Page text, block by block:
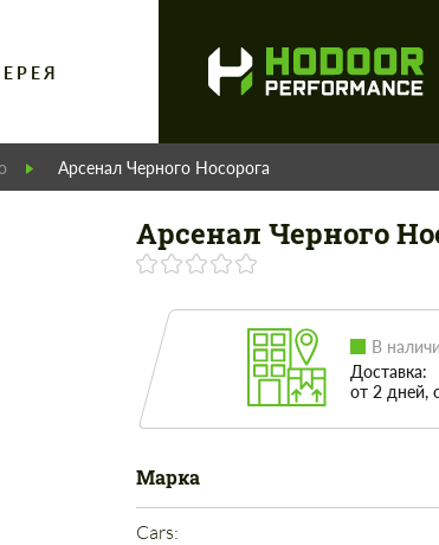
Арсенал Черного Носорога
Арсенал Черного
В
Доставка:
от 2 дней,
Марка
Cars: